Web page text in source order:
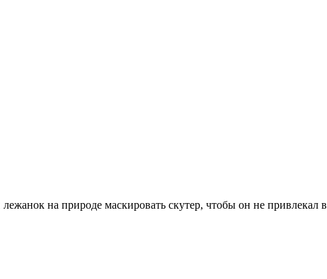
на природе маскировать скутер, чтобы он не привлекал